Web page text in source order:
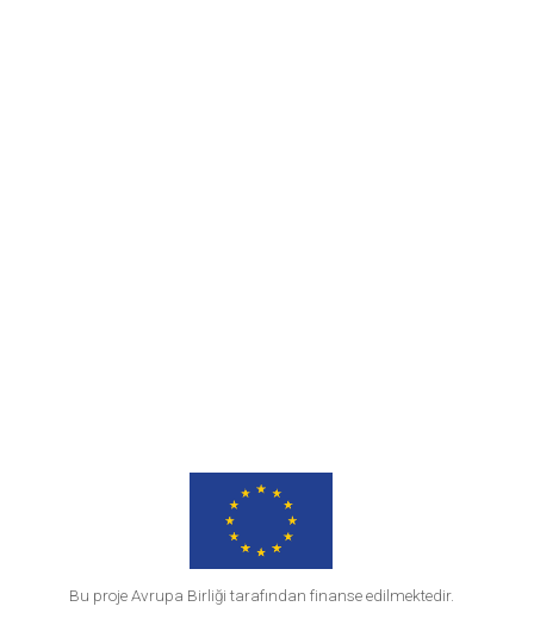
Bu proje Avrupa Birliği tarafından finanse edilmektedir.